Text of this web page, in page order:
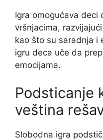
Igra omogućava deci
vršnjacima,
kao što su saradnja i
igru deca uče da
emocijama.
Podsticanje
veština
Slobodna igra